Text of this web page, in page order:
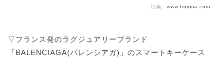
出典： www.buyma.com
▽フランス発のラグジュアリーブランド
「BALENCIAGA(バレンシアガ)」のスマートキーケース